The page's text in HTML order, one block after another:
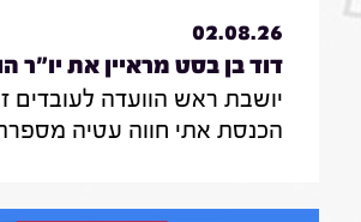
02.08.26
דוד בן בסט מראיין את יו"ר
לעובדים זרים , חברת
עטיה|31.7.26
יושבת ראש הוועדה לעובדים
הכנסת אתי חווה עטיה